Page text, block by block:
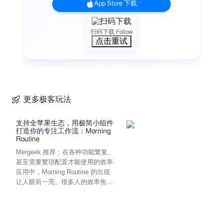
扫码下载 Follow
点击重试
App Store 下载
更多极客玩法
支持全苹果生态，用极简小组件
打造你的专注工作流：Morning
Routine
Mergeek 推荐：在各种功能繁复、
甚至需要繁琐配置才能使用的效率
应用中，Morning Routine 的出现
让人眼前一亮。很多人的效率焦